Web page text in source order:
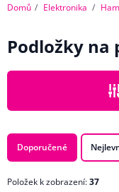
Domů Elektronika
Podložky
CENA
ZNAČKA
Doporučené
Položek k zobrazení:37